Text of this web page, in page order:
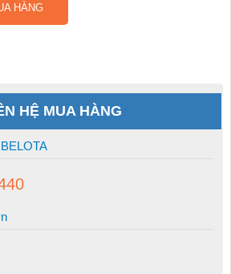
HÀNG
HỆ MUA HÀNG